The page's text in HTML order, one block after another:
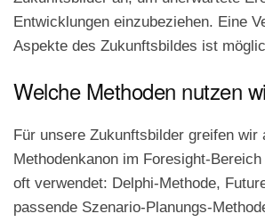
Entwicklungen einzubeziehen. Eine
Aspekte des Zukunftsbildes ist
Welche Methoden nutzen
Für unsere Zukunftsbilder greifen wir
Methodenkanon im Foresight-
oft verwendet: Delphi-Methode,
passende Szenario-Planungs-